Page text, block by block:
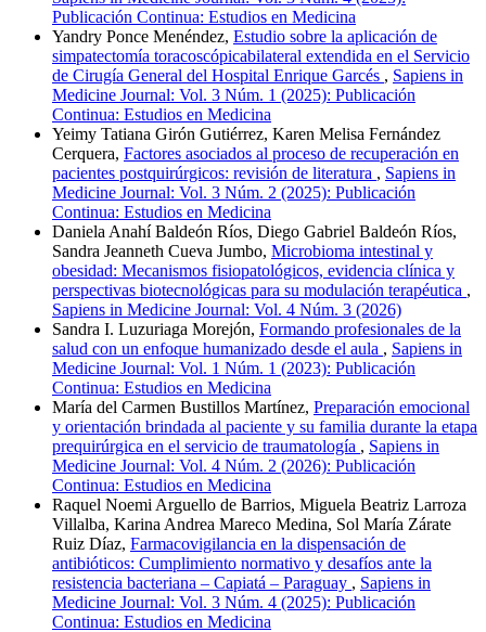
Publicación Continua: Estudios en Medicina
Yandry Ponce Menéndez, Estudio sobre la aplicación de
simpatectomía toracoscópicabilateral extendida en el Servicio
de Cirugía General del Hospital Enrique Garcés , Sapiens in
Medicine Journal: Vol. 3 Núm. 1 (2025): Publicación
Continua: Estudios en Medicina
Yeimy Tatiana Girón Gutiérrez, Karen Melisa Fernández
Cerquera, Factores asociados al proceso de recuperación en
pacientes postquirúrgicos: revisión de literatura , Sapiens in
Medicine Journal: Vol. 3 Núm. 2 (2025): Publicación
Continua: Estudios en Medicina
Daniela Anahí Baldeón Ríos, Diego Gabriel Baldeón Ríos,
Sandra Jeanneth Cueva Jumbo, Microbioma intestinal y
obesidad: Mecanismos fisiopatológicos, evidencia clínica y
perspectivas biotecnológicas para su modulación terapéutica ,
Sapiens in Medicine Journal: Vol. 4 Núm. 3 (2026)
Sandra I. Luzuriaga Morejón, Formando profesionales de la
salud con un enfoque humanizado desde el aula , Sapiens in
Medicine Journal: Vol. 1 Núm. 1 (2023): Publicación
Continua: Estudios en Medicina
María del Carmen Bustillos Martínez, Preparación emocional
y orientación brindada al paciente y su familia durante la etapa
prequirúrgica en el servicio de traumatología , Sapiens in
Medicine Journal: Vol. 4 Núm. 2 (2026): Publicación
Continua: Estudios en Medicina
Raquel Noemi Arguello de Barrios, Miguela Beatriz Larroza
Villalba, Karina Andrea Mareco Medina, Sol María Zárate
Ruiz Díaz, Farmacovigilancia en la dispensación de
antibióticos: Cumplimiento normativo y desafíos ante la
resistencia bacteriana – Capiatá – Paraguay , Sapiens in
Medicine Journal: Vol. 3 Núm. 4 (2025): Publicación
Continua: Estudios en Medicina